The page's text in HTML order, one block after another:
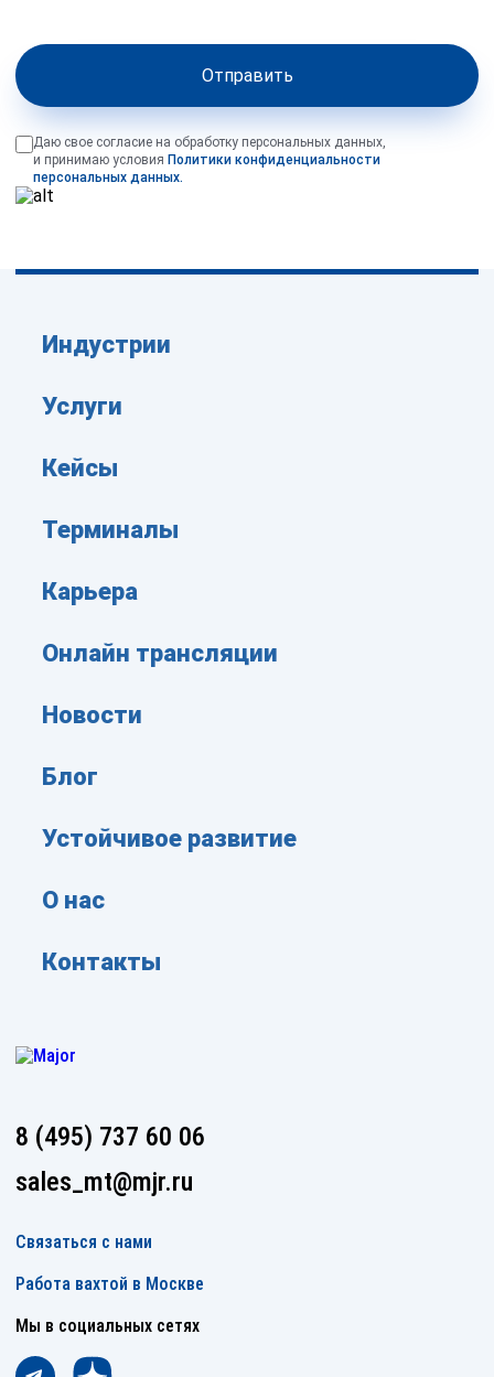
Отправить
Даю свое согласие на обработку персональных данных,
и принимаю условия Политики конфиденциальности
персональных данных.
Индустрии
Услуги
Кейсы
Терминалы
Карьера
Онлайн трансляции
Новости
Блог
Устойчивое развитие
О нас
Контакты
8 (495) 737 60 06
sales_mt@mjr.ru
Связаться с нами
Работа вахтой в Москве
Мы в социальных сетях